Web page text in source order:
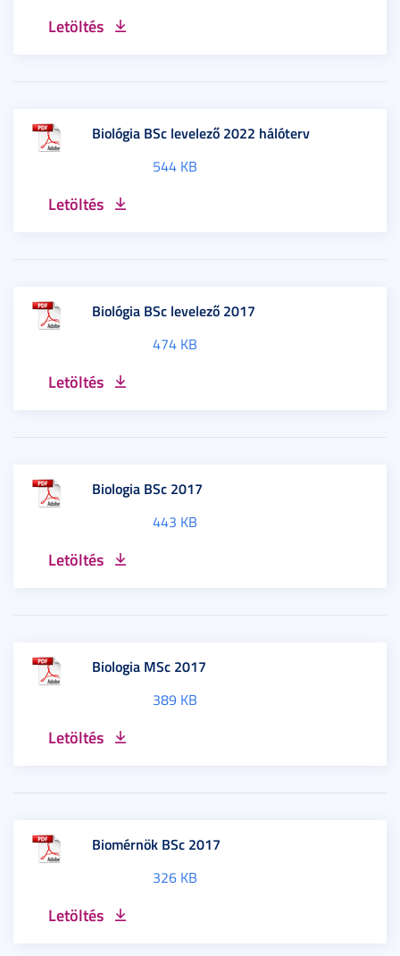
Letöltés
Biológia BSc levelező 2022 hálóterv
544 KB
Letöltés
Biológia BSc levelező 2017
474 KB
Letöltés
Biologia BSc 2017
443 KB
Letöltés
Biologia MSc 2017
389 KB
Letöltés
Biomérnök BSc 2017
326 KB
Letöltés